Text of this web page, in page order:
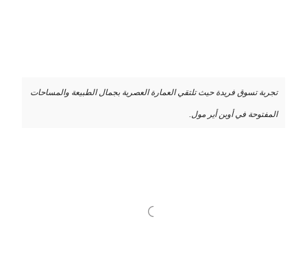
تجربة تسوق فريدة حيث تلتقي العمارة العصرية بجمال الطبيعة والمساحات
المفتوحة في أوبن أير مول.